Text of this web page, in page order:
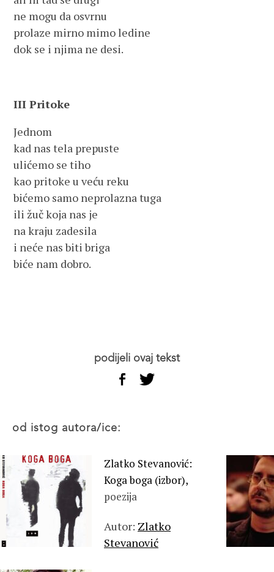
ne mogu da osvrnu
prolaze mirno mimo ledine
dok se i njima ne desi.
III Pritoke
Jednom
kad nas tela prepuste
ulićemo se tiho
kao pritoke u veću reku
bićemo samo neprolazna tuga
ili žuč koja nas je
na kraju zadesila
i neće nas biti briga
biće nam dobro.
podijeli ovaj tekst
od istog autora/ice:
Zlatko Stevanović:
Koga boga (izbor),
poezija
Autor: Zlatko
Stevanović